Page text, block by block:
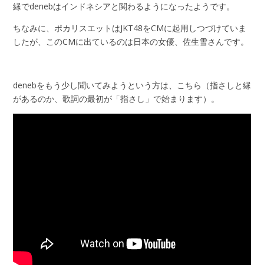
縁でdenebはインドネシアと関わるようになったようです。
ちなみに、ポカリスエットはJKT48をCMに起用しつづけていま
したが、このCMに出ているのは日本の女優、佐生雪さんです。
denebをもう少し聞いてみようという方は、こちら（指さしと縁
があるのか、歌詞の最初が「指さし」で始まります）。